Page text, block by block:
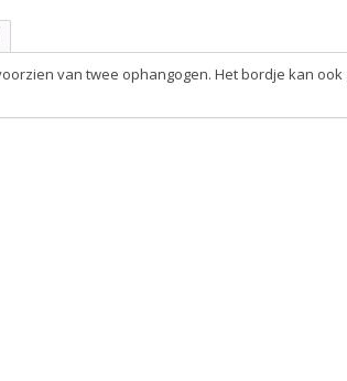
van twee ophangogen. Het bordje kan